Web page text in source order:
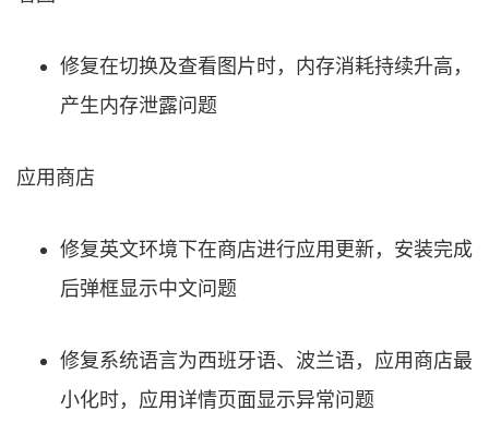
修复在切换及查看图片时，内存消耗持续升高，
产生内存泄露问题
应用商店
修复英文环境下在商店进行应用更新，安装完成
后弹框显示中文问题
修复系统语言为西班牙语、波兰语，应用商店最
小化时，应用详情页面显示异常问题